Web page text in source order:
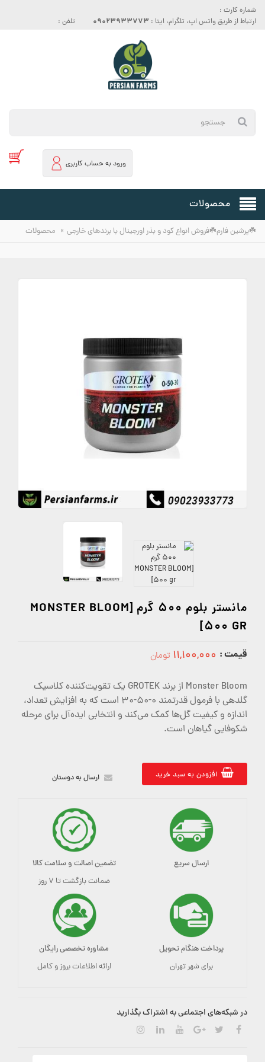
شماره کارت :
ارتباط از طریق واتس اپ، تلگرام، ایتا : 09023933773 تلفن :
ورود به حساب کاربری
محصولات
☘️پرشین فارم☘️فروش انواع کود و بذر اورجینال با برندهای خارجی » محصولات
مانستر بلوم 500 گرم [MONSTER BLOOM
500 GR]
قیمت : ۱۱,۱۰۰,۰۰۰ تومان
Monster Bloom از برند GROTEK یک تقویت‌کننده کلاسیک
گلدهی با فرمول قدرتمند 0-50-30 است که به افزایش تعداد،
اندازه و کیفیت گل‌ها کمک می‌کند و انتخابی ایده‌آل برای مرحله
شکوفایی گیاهان است.
افزودن به سبد خرید ارسال به دوستان
ارسال سریع تضمین اصالت و سلامت کالا
ضمانت بازگشت تا ۷ روز
پرداخت هنگام تحویل
برای شهر تهران
مشاوره تخصصی رایگان
ارائه اطلاعات بروز و کامل
در شبکه‌های اجتماعی به اشتراک بگذارید